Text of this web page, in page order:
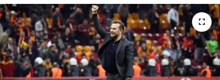
Kültür Sanat
Magazin
Müzik